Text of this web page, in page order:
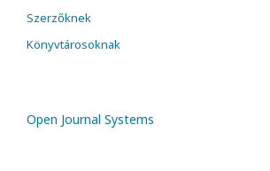
Szerzőknek
Könyvtárosoknak
Open Journal Systems